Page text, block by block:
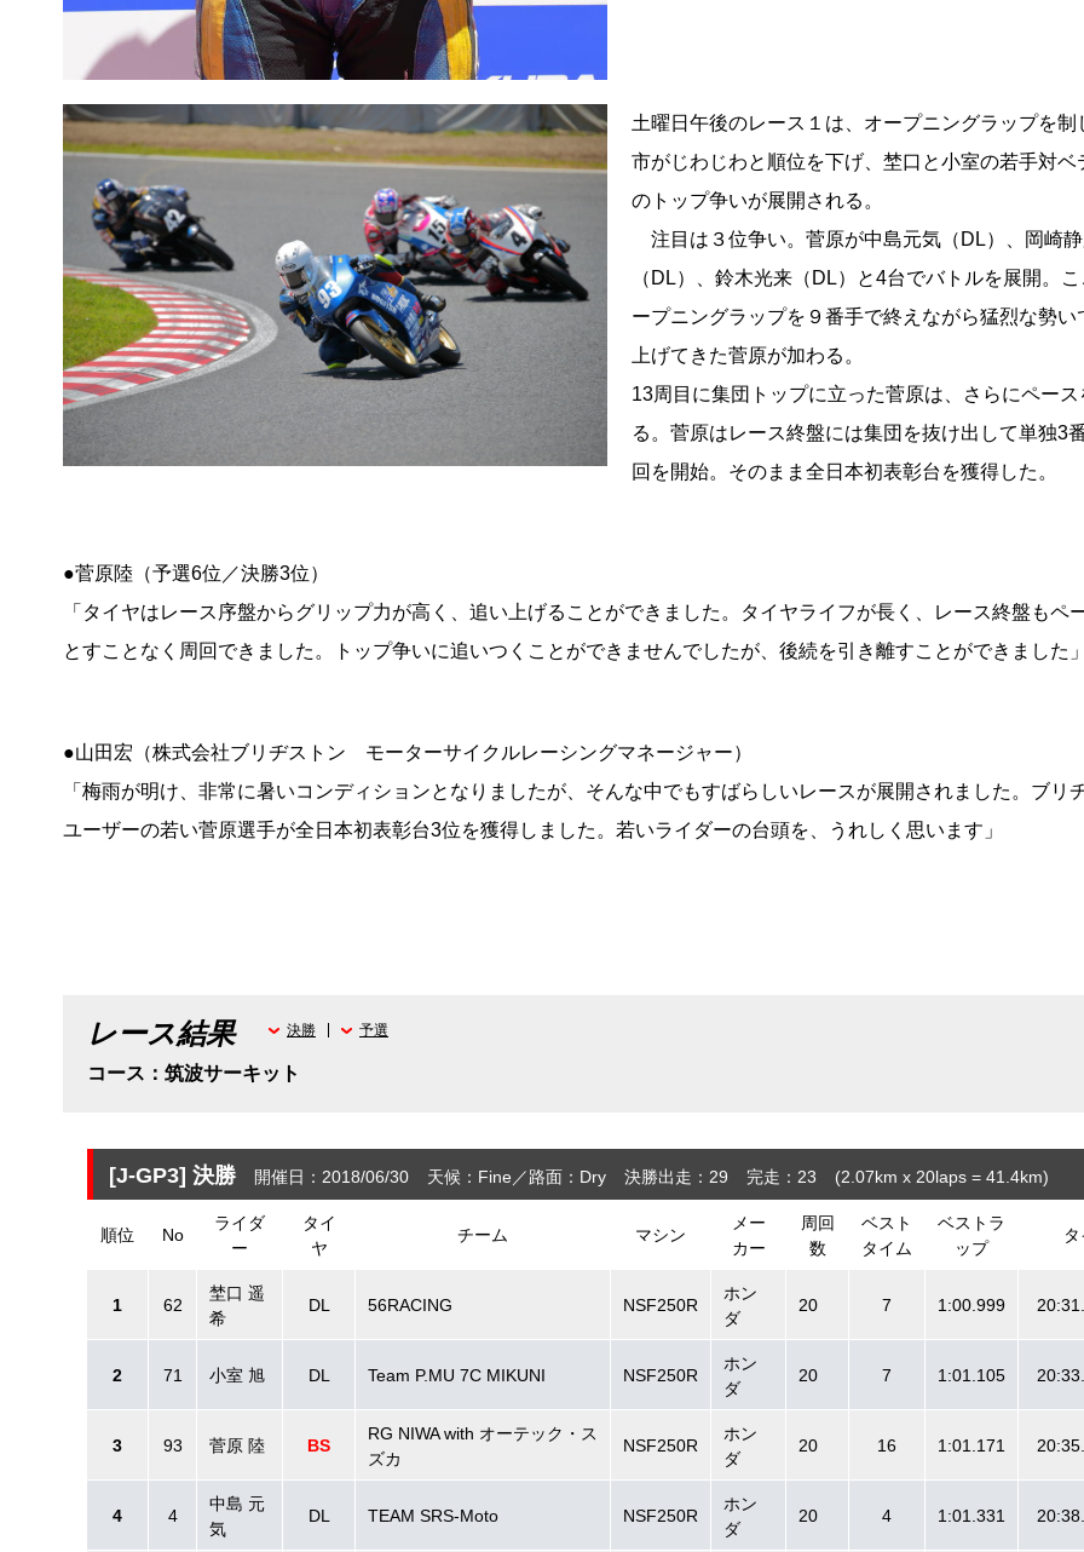
土曜日午後のレース１は、オープニングラップを制
市がじわじわと順位を下げ、埜口と小室の若手対ベ
のトップ争いが展開される。
注目は３位争い。菅原が中島元気（DL）、岡崎
（DL）、鈴木光来（DL）と4台でバトルを展開。
ープニングラップを９番手で終えながら猛烈な勢い
上げてきた菅原が加わる。
13周目に集団トップに立った菅原は、さらにペース
る。菅原はレース終盤には集団を抜け出して単独3
回を開始。そのまま全日本初表彰台を獲得した。
●菅原陸（予選6位／決勝3位）
「タイヤはレース序盤からグリップ力が高く、追い上げることができました。タイヤライフが長く、レース終盤もペ
とすことなく周回できました。トップ争いに追いつくことができませんでしたが、後続を引き離すことができました
●山田宏（株式会社ブリヂストン モーターサイクルレーシングマネージャー）
「梅雨が明け、非常に暑いコンディションとなりましたが、そんな中でもすばらしいレースが展開されました。ブリ
ユーザーの若い菅原選手が全日本初表彰台3位を獲得しました。若いライダーの台頭を、うれしく思います」
レース結果
コース：筑波サーキット
決勝 予選
[J-GP3] 決勝 開催日：2018/06/30 天候：Fine 路面：Dry 決勝出走：29 完走：23 (2.07km x 20laps = 41.4km)
順位 No
ライダ
ー
タイ
ヤ
チーム マシン
メー
カー
周回
数
ベスト
タイム
ベストラ
ップ
1 62
埜口 遥
希
DL 56RACING NSF250R
ホン
ダ
20 7 1:00.999
2 71 小室 旭 DL Team P.MU 7C MIKUNI NSF250R
ホン
ダ
20 7 1:01.105
3 93 菅原 陸 BS
RG NIWA with オーテック・ス
ズカ
NSF250R
ホン
ダ
20 16 1:01.171
4 4
中島 元
気
DL TEAM SRS-Moto NSF250R
ホン
ダ
20 4 1:01.331